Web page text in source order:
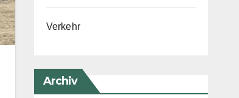
Verkehr
Archiv